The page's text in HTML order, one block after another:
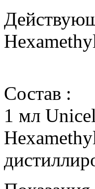
Состав :
1 мл